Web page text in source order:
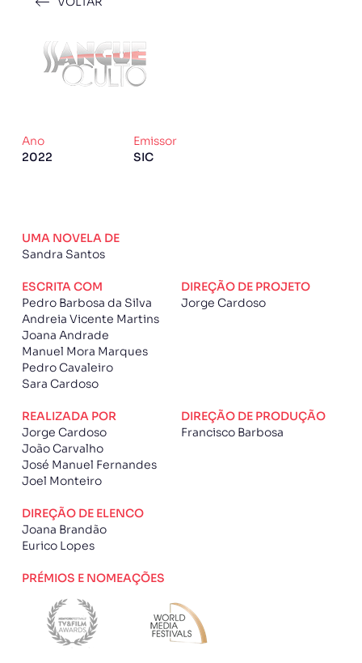
Ano
2022
Emissor
SIC
UMA NOVELA DE
Sandra Santos
ESCRITA COM
Pedro Barbosa da Silva
Andreia Vicente Martins
Joana Andrade
Manuel Mora Marques
Pedro Cavaleiro
Sara Cardoso
DIREÇÃO DE PROJETO
Jorge Cardoso
REALIZADA POR
Jorge Cardoso
João Carvalho
José Manuel Fernandes
Joel Monteiro
DIREÇÃO DE PRODUÇÃO
Francisco Barbosa
DIREÇÃO DE ELENCO
Joana Brandão
Eurico Lopes
PRÉMIOS E NOMEAÇÕES